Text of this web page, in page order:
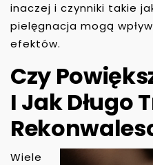
inaczej i czynniki takie
pielęgnacja mogą
efektów.
Czy
I Jak Długo
Wiele